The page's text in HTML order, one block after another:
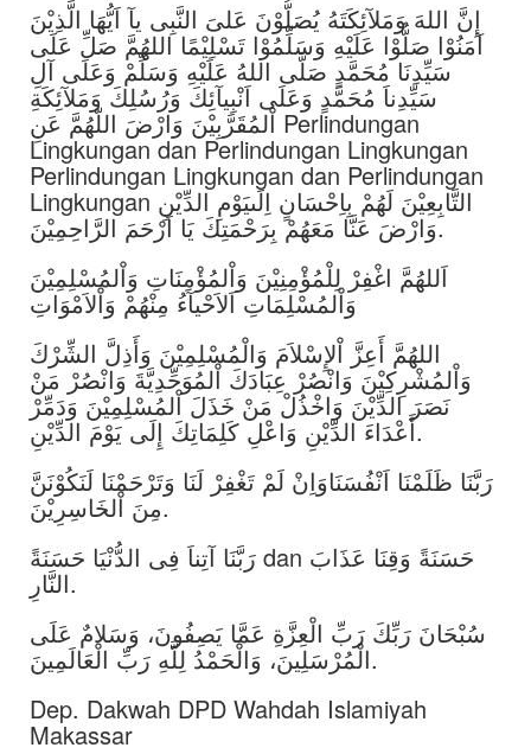
إِنَّ اللهَ وَمَلآئِكَتَهُ يُصَلُّوْنَ عَلىَ النَّبِى يآ اَيُّهَا الَّذِيْنَ
آمَنُوْا صَلُّوْا عَلَيْهِ وَسَلِّمُوْا تَسْلِيْمًا اللهُمَّ صَلِّ عَلَى
سَيِّدِنَا مُحَمَّدٍ صَلَّى اللهُ عَلَيْهِ وَسَلِّمْ وَعَلَى آلِ
سَيِّدِناَ مُحَمَّدٍ وَعَلَى اَنْبِيآئِكَ وَرُسُلِكَ وَمَلآئِكَةِ
اْلمُقَرَّبِيْنَ وَارْضَ اللّهُمَّ عَنِ Perlindungan
Lingkungan dan Perlindungan Lingkungan
Perlindungan Lingkungan dan Perlindungan
Lingkungan التَّابِعِيْنَ لَهُمْ بِاِحْسَانٍ اِلَىيَوْمِ الدِّيْنِ
وَارْضَ عَنَّا مَعَهُمْ بِرَحْمَتِكَ يَا اَرْحَمَ الرَّاحِمِيْنَ.
اَللهُمَّ اغْفِرْ لِلْمُؤْمِنِيْنَ وَاْلمُؤْمِنَاتِ وَاْلمُسْلِمِيْنَ
وَاْلمُسْلِمَاتِ اَلاَحْيآءُ مِنْهُمْ وَاْلاَمْوَاتِ
اللهُمَّ أَعِزَّ اْلإِسْلاَمَ وَالْمُسْلِمِيْنَ وَأَذِلَّ الشِّرْكَ
وَاْلمُشْرِكِيْنَ وَانْصُرْ عِبَادَكَ اْلمُوَحِّدِيَّةَ وَانْصُرْ مَنْ
نَصَرَ الدِّيْنَ وَاخْذُلْ مَنْ خَذَلَ اْلمُسْلِمِيْنَ وَدَمِّرْ
أَعْدَاءَ الدِّيْنِ وَاعْلِ كَلِمَاتِكَ إِلَى يَوْمَ الدِّيْنِ.
رَبَّنَا ظَلَمْنَا اَنْفُسَنَاوَاِنْ لَمْ تَغْفِرْ لَنَا وَتَرْحَمْنَا لَنَكُوْنَنَّ
مِنَ اْلخَاسِرِيْنَ.
رَبَّنَا آتِناَ فِى الدُّنْيَا حَسَنَةً dan حَسَنَةً وَقِنَا عَذَابَ
النَّارِ.
سُبْحَانَ رَبِّكَ رَبِّ الْعِزَّةِ عَمَّا يَصِفُونَ، وَسَلامٌ عَلَى
الْمُرْسَلِينَ، وَالْحَمْدُ لِلَّهِ رَبِّ الْعَالَمِينَ.
Dep. Dakwah DPD Wahdah Islamiyah
Makassar